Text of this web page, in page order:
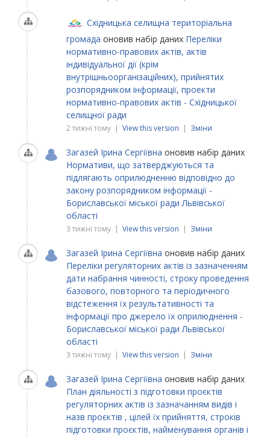
Східницька селищна територіальна
громада оновив набір даних Переліки
нормативно-правових актів, актів
індивідуальної дії (крім
внутрішньоорганізаційних), прийнятих
розпорядником інформації, проекти
нормативно-правових актів - Східницької
селищної ради
2 тижні тому | View this version | Зміни
Загазей Ірина Сергіївна оновив набір даних
Нормативи, що затверджуються та
підлягають оприлюдненню відповідно до
закону розпорядником інформації -
Бориславської міської ради Львівської
області
3 тижні тому | View this version | Зміни
Загазей Ірина Сергіївна оновив набір даних
Переліки регуляторних актів із зазначенням
дати набрання чинності, строку проведення
базового, повторного та періодичного
відстеження їх результативності та
інформації про джерело їх оприлюднення -
Бориславської міської ради Львівської
області
3 тижні тому | View this version | Зміни
Загазей Ірина Сергіївна оновив набір даних
План діяльності з підготовки проєктів
регуляторних актів із зазначанням видів і
назв проєктів , цілей їх прийняття, строків
підготовки проєктів, найменування органів і